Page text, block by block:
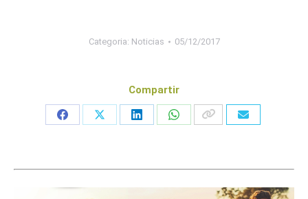
Categoria: Noticias 05/12/2017
Compartir
Share
Share
Share
Share